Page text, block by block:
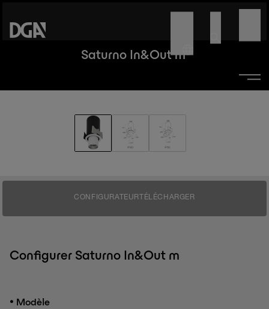
Saturno In&Out m
CONFIGURATEURTÉLÉCHARGER
Configurer Saturno In&Out m
• Modèle